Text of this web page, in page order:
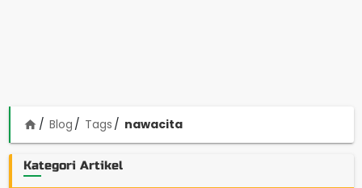
home Blog Tags nawacita
Kategori Artikel